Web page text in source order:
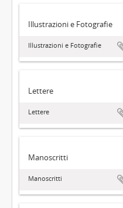
Illustrazioni e Fotografie
Illustrazioni e Fotografie
Lettere
Lettere
Manoscritti
Manoscritti